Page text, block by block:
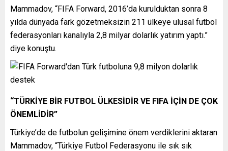
Mammadov, “FIFA Forward, 2016’da kurulduktan sonra 8
yılda dünyada fark gözetmeksizin 211 ülkeye ulusal futbol
federasyonları kanalıyla 2,8 milyar dolarlık yatırım yaptı.”
diye konuştu.
“TÜRKİYE BİR FUTBOL ÜLKESİDİR VE FIFA İÇİN DE ÇOK
ÖNEMLİDİR”
Türkiye’de de futbolun gelişimine önem verdiklerini aktaran
Mammadov, “Türkiye Futbol Federasyonu ile sık sık